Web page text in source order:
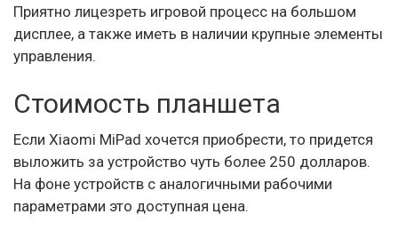
Приятно лицезреть игровой процесс на большом
дисплее, а также иметь в наличии крупные элементы
управления.
Стоимость планшета
Если Xiaomi MiPad хочется приобрести, то придется
выложить за устройство чуть более 250 долларов.
На фоне устройств с аналогичными рабочими
параметрами это доступная цена.